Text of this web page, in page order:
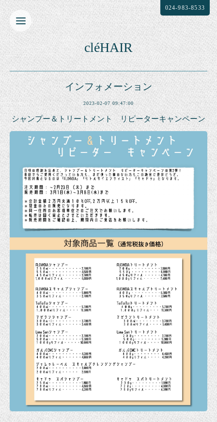
cléHAIR
024-983-8533
インフォメーション
2023-02-07 09:47:00
シャンプー＆トリートメント リピーターキャンペーン